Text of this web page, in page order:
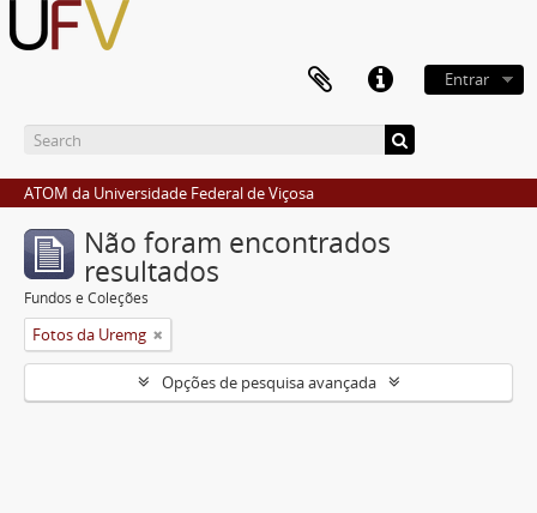
Entrar
ATOM da Universidade Federal de Viçosa
Não foram encontrados
resultados
Fundos e Coleções
Fotos da Uremg
Opções de pesquisa avançada